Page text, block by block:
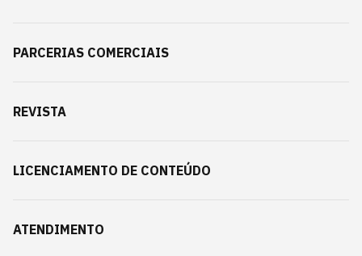
PARCERIAS COMERCIAIS
REVISTA
LICENCIAMENTO DE CONTEÚDO
ATENDIMENTO